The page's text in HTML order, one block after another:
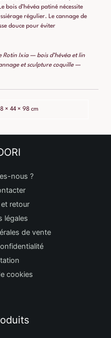
bois d’hévéa patiné nécessite
régulier. Le cannage de
douce pour éviter
Rotin Ixia — bois d’hévéa et lin
et sculpture coquille —
× 44 × 98 cm
nous ?
retour
légales
de vente
cookies